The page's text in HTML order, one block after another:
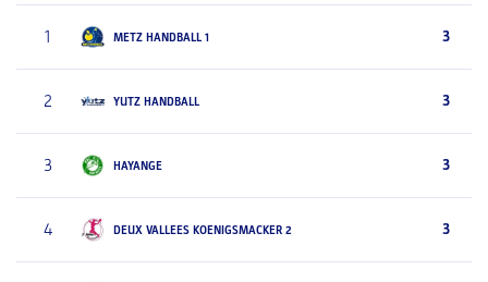
1 METZ HANDBALL 1 3
2 YUTZ HANDBALL 3
3 HAYANGE 3
4 DEUX VALLEES KOENIGSMACKER 2 3